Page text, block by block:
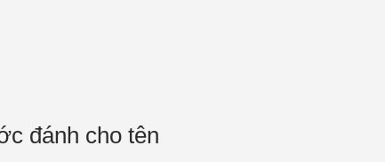
đánh cho tên